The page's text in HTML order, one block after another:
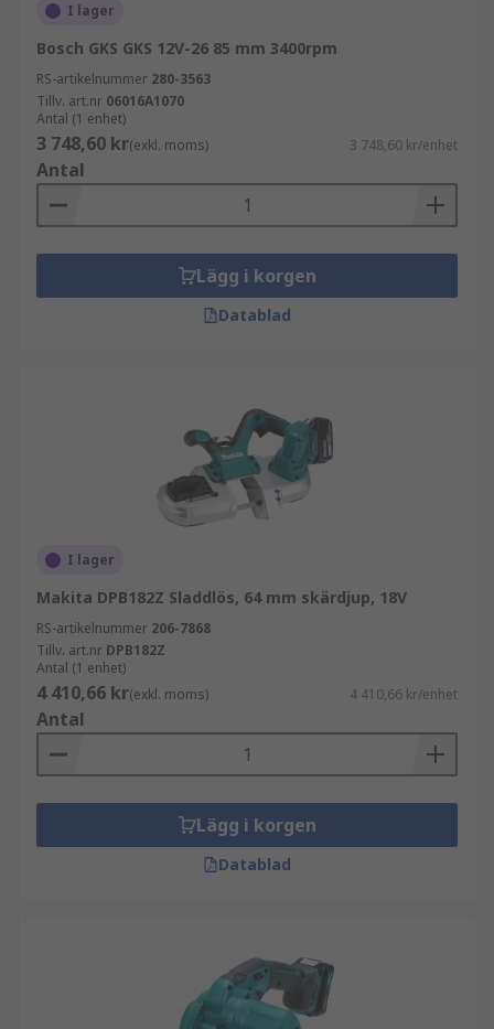
I lager
Bosch GKS GKS 12V-26 85 mm 3400rpm
RS-artikelnummer 280-3563
Tillv. art.nr 06016A1070
Antal (1 enhet)
3 748,60 kr(exkl. moms) 3 748,60 kr/enhet
Antal
Lägg i korgen
Datablad
I lager
Makita DPB182Z Sladdlös, 64 mm skärdjup, 18V
RS-artikelnummer 206-7868
Tillv. art.nr DPB182Z
Antal (1 enhet)
4 410,66 kr(exkl. moms) 4 410,66 kr/enhet
Antal
Lägg i korgen
Datablad